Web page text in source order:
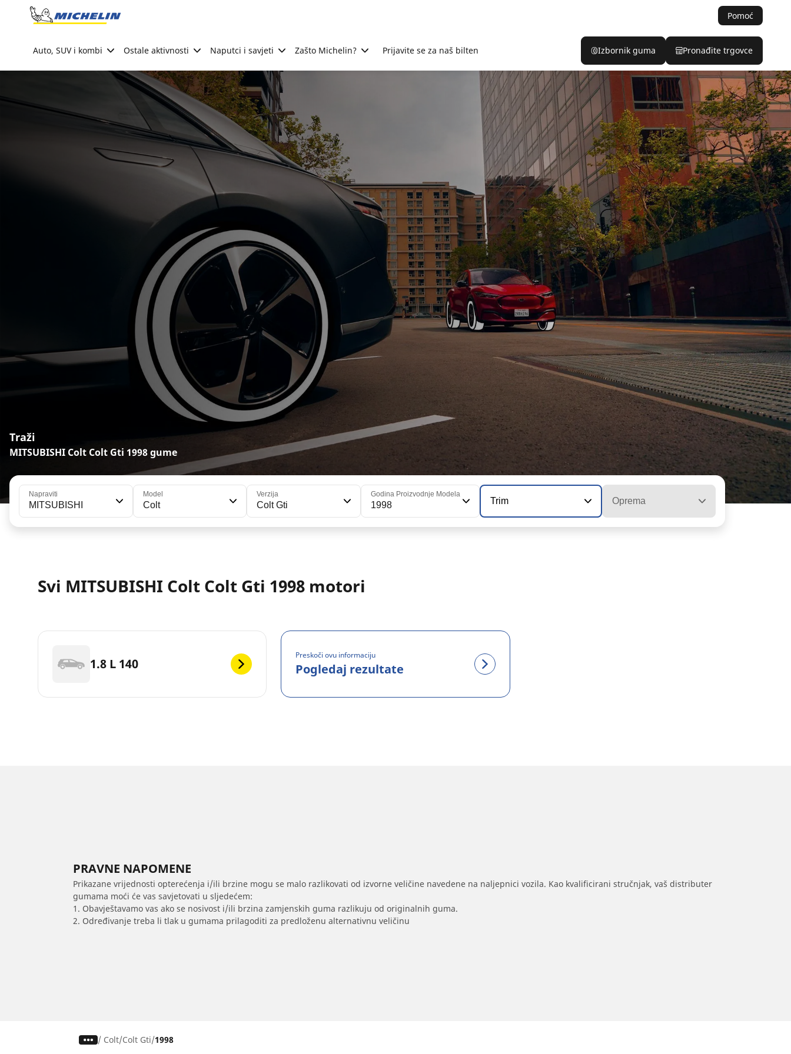
Go to page content
Pomoć
Auto, SUV i kombi Ostale aktivnosti Naputci i savjeti Zašto Michelin? Prijavite se za naš bilten Izbornik guma Pronađite trgovce
Traži
MITSUBISHI Colt Colt Gti 1998 gume
Napraviti
MITSUBISHI
Model
Colt
Verzija
Colt Gti
Godina Proizvodnje Modela
1998 Trim Oprema
Svi MITSUBISHI Colt Colt Gti 1998 motori
1.8 L 140
Preskoči ovu informaciju
Pogledaj rezultate
PRAVNE NAPOMENE
Prikazane vrijednosti opterećenja i/ili brzine mogu se malo razlikovati od izvorne veličine navedene na naljepnici vozila. Kao kvalificirani stručnjak, vaš distributer
gumama moći će vas savjetovati u sljedećem:
1. Obavještavamo vas ako se nosivost i/ili brzina zamjenskih guma razlikuju od originalnih guma.
2. Određivanje treba li tlak u gumama prilagoditi za predloženu alternativnu veličinu
/ Colt Colt Gti 1998